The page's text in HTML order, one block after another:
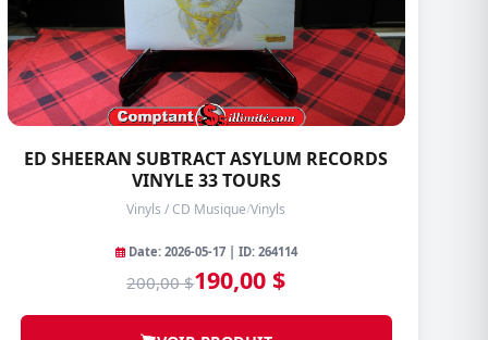
ED SHEERAN SUBTRACT ASYLUM RECORDS
VINYLE 33 TOURS
Vinyls / CD Musique/Vinyls
Date: 2026-05-17 | ID: 264114
200,00 $190,00 $